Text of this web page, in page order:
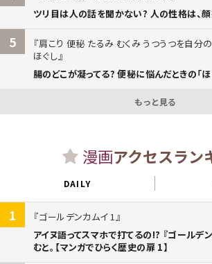
ツリ目は人の話を聞かない? 人の性格は、
5
肩こり 便秘 たるみ むくみ うつうつを自分
ほぐし
腸のどこが凝ってる? 便秘に悩んだときの「ほ
もっと見る
漫画アクセスラン
DAILY
1
ゴールデンカムイ 1
アイヌ語ってスマホで打てるの!? 『ゴールデ
むと。【マンガでひらく歴史の扉 1】